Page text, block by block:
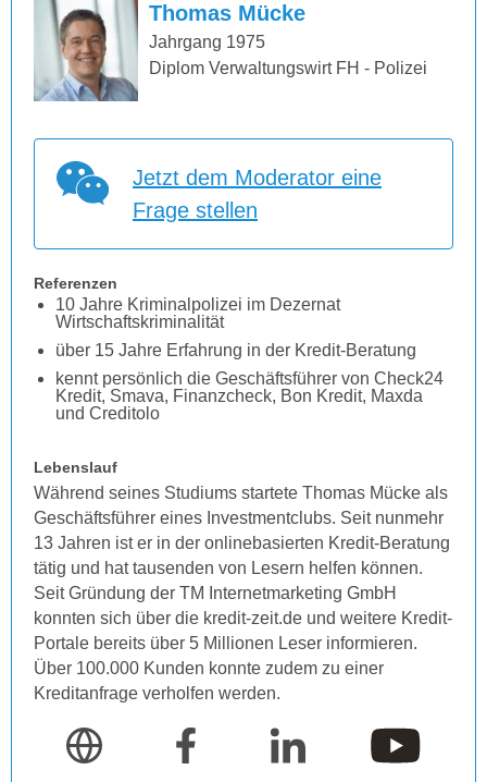
Thomas Mücke
Jahrgang 1975
Diplom Verwaltungswirt FH - Polizei
Jetzt dem Moderator eine
Frage stellen
Referenzen
10 Jahre Kriminalpolizei im Dezernat
Wirtschaftskriminalität
über 15 Jahre Erfahrung in der Kredit-Beratung
kennt persönlich die Geschäftsführer von Check24
Kredit, Smava, Finanzcheck, Bon Kredit, Maxda
und Creditolo
Lebenslauf
Während seines Studiums startete Thomas Mücke als
Geschäftsführer eines Investmentclubs. Seit nunmehr
13 Jahren ist er in der onlinebasierten Kredit-Beratung
tätig und hat tausenden von Lesern helfen können.
Seit Gründung der TM Internetmarketing GmbH
konnten sich über die kredit-zeit.de und weitere Kredit-
Portale bereits über 5 Millionen Leser informieren.
Über 100.000 Kunden konnte zudem zu einer
Kreditanfrage verholfen werden.